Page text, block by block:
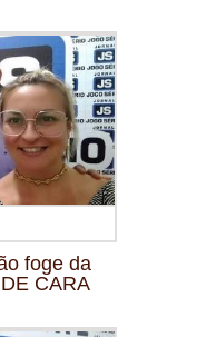
foge da
CARA